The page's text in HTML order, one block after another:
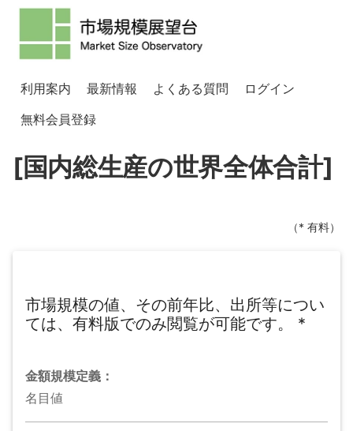
利用案内 最新情報 よくある質問
ログイン
無料会員登録
[国内総生産の世界全体合計]
（* 有料）
市場規模の値、その前年比、出所等につい
ては、有料版でのみ閲覧が可能です。
*
金額規模定義：
名目値